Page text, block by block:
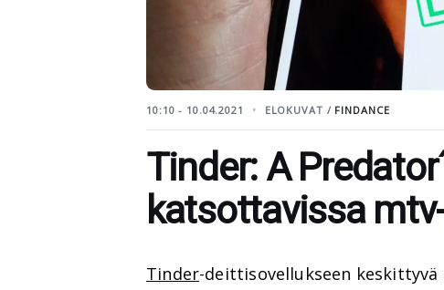
10:10 - 10.04.2021 ELOKUVAT / FINDANCE
Tinder: A
katsottavissa
Tinder-deittisovellukseen